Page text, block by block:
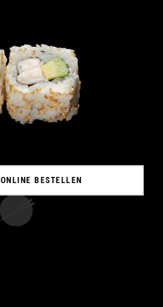
ONLINE BESTELLEN